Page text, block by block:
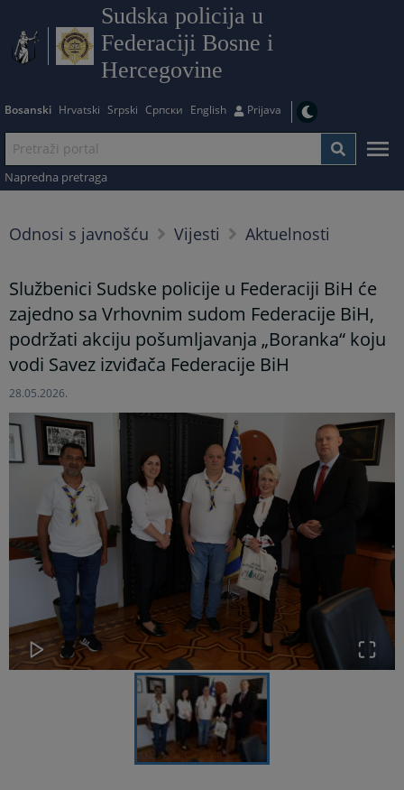
Sudska policija u
Federaciji Bosne i
Hercegovine
Bosanski Hrvatski Srpski Српски English Prijava
Napredna pretraga
Odnosi s javnošću Vijesti Aktuelnosti
Službenici Sudske policije u Federaciji BiH će
zajedno sa Vrhovnim sudom Federacije BiH,
podržati akciju pošumljavanja „Boranka“ koju
vodi Savez izviđača Federacije BiH
28.05.2026.